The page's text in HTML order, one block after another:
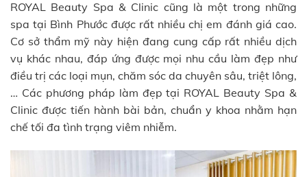
ROYAL Beauty Spa & Clinic cũng là một trong những
spa tại Bình Phước được rất nhiều chị em đánh giá cao.
Cơ sở thẩm mỹ này hiện đang cung cấp rất nhiều dịch
vụ khác nhau, đáp ứng được mọi nhu cầu làm đẹp như
điều trị các loại mụn, chăm sóc da chuyên sâu, triệt lông,
… Các phương pháp làm đẹp tại ROYAL Beauty Spa &
Clinic được tiến hành bài bản, chuẩn y khoa nhằm hạn
chế tối đa tình trạng viêm nhiễm.